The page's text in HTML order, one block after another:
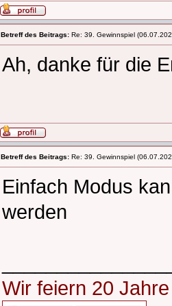
Betreff des Beitrags: Re: 39. Gewinnspiel
Ah, danke für die
Betreff des Beitrags: Re: 39. Gewinnspiel
Einfach Modus
werden
Wir feiern 20